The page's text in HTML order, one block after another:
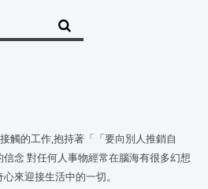
觸的工作,抱持著「「要向別人推銷自
念 對任何人事物經常在腦海有很多幻想
來迎接生活中的一切。